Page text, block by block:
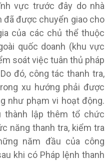
vực trước đây do nhà
được chuyển giao cho
của các chủ thể thuộc
quốc doanh (khu vực
soát việc tuân thủ pháp
đó, công tác thanh tra,
xu hướng phải được
như phạm vi hoạt động.
thành lập thêm tổ chức
năng thanh tra, kiểm tra
năm đầu của công
khi có Pháp lệnh thanh